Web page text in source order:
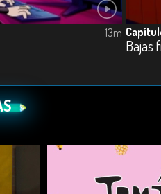
13m
Bajas